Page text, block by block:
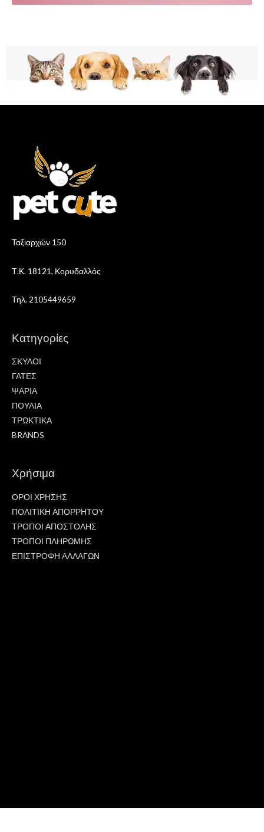
Ταξιαρχών 150
Τ.Κ. 18121, Κορυδαλλός
Τηλ. 2105449659
Κατηγορίες
ΣΚΥΛΟΙ
ΓΑΤΕΣ
ΨΑΡΙΑ
ΠΟΥΛΙΑ
ΤΡΩΚΤΙΚΑ
BRANDS
Χρήσιμα
ΟΡΟΙ ΧΡΗΣΗΣ
ΠΟΛΙΤΙΚΗ ΑΠΟΡΡΗΤΟΥ
ΤΡΟΠΟΙ ΑΠΟΣΤΟΛΗΣ
ΤΡΟΠΟΙ ΠΛΗΡΩΜΗΣ
ΕΠΙΣΤΡΟΦΗ ΑΛΛΑΓΩΝ